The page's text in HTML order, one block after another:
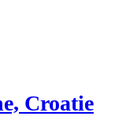
Croatie